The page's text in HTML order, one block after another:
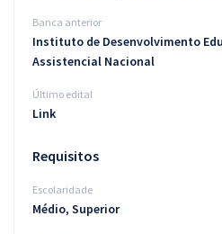
Atendimento
Banca anterior
Instituto de Desenvolvimento
Assistencial Nacional
Último edital
Link
Requisitos
Escolaridade
Médio, Superior